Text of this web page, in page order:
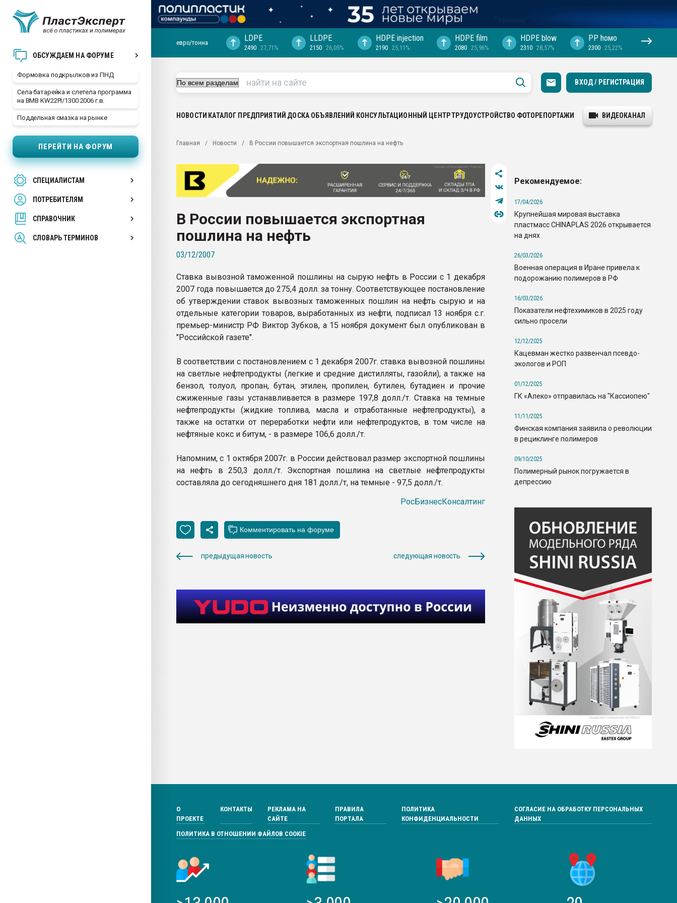
ОБСУЖДАЕМ НА ФОРУМЕ
Формовка подкрылков из ПНД
Села батарейка и слетела программа
на BMB KW22PI/1300 2006 г.в.
Поддельная смазка на рынке
ПЕРЕЙТИ НА ФОРУМ
СПЕЦИАЛИСТАМ
ПОТРЕБИТЕЛЯМ
СПРАВОЧНИК
СЛОВАРЬ ТЕРМИНОВ
29.07.2026 ФРП помог "Ижевскому
Вакуум-формовочные машины:
28.07.2026 Автоматизация выходит на
первый план в переработке
пластмасс
ситуацией на строительном рынке
Всё, что касается выдува ПЭТ
бутылок
ПЕРЕЙТИ НА ФОРУМ
евро/тонна LDPE
2490 27,71%
LLDPE
2150 26,05%
HDPE injection
2190 25,11%
HDPE film
2080 25,96%
HDPE blow
2310 28,57%
PP hомо
2300 25,22%
ВХОД / РЕГИСТРАЦИЯ
НОВОСТИ КАТАЛОГ ПРЕДПРИЯТИЙ ДОСКА ОБЪЯВЛЕНИЙ КОНСУЛЬТАЦИОННЫЙ ЦЕНТРТРУДОУСТРОЙСТВО ФОТОРЕПОРТАЖИ ВИДЕОКАНАЛ
Главная Новости В России повышается экспортная пошлина на нефть
В России повышается экспортная
пошлина на нефть
03/12/2007
Ставка вывозной таможенной пошлины на сырую нефть в России с 1 декабря
2007 года повышается до 275,4 долл. за тонну. Соответствующее постановление
об утверждении ставок вывозных таможенных пошлин на нефть сырую и на
отдельные категории товаров, выработанных из нефти, подписал 13 ноября с.г.
премьер-министр РФ Виктор Зубков, а 15 ноября документ был опубликован в
"Российской газете".
В соответствии с постановлением с 1 декабря 2007г. ставка вывозной пошлины
на светлые нефтепродукты (легкие и средние дистилляты, газойли), а также на
бензол, толуол, пропан, бутан, этилен, пропилен, бутилен, бутадиен и прочие
сжиженные газы устанавливается в размере 197,8 долл./т. Ставка на темные
нефтепродукты (жидкие топлива, масла и отработанные нефтепродукты), а
также на остатки от переработки нефти или нефтепродуктов, в том числе на
нефтяные кокс и битум, - в размере 106,6 долл./т.
Напомним, с 1 октября 2007г. в России действовал размер экспортной пошлины
на нефть в 250,3 долл./т. Экспортная пошлина на светлые нефтепродукты
составляла до сегодняшнего дня 181 долл./т, на темные - 97,5 долл./т.
РосБизнесКонсалтинг
предыдущая новость следующая новость
Рекомендуемое:
17/04/2026
Крупнейшая мировая выставка
пластмасс CHINAPLAS 2026 открывается
на днях
26/03/2026
Военная операция в Иране привела к
подорожанию полимеров в РФ
16/03/2026
Показатели нефтехимиков в 2025 году
сильно просели
12/12/2025
Кацевман жестко развенчал псевдо-
экологов и РОП
01/12/2025
ГК «Алеко» отправилась на "Кассиопею"
11/11/2025
Финская компания заявила о революции
в рециклинге полимеров
09/10/2025
Полимерный рынок погружается в
депрессию
О
ПРОЕКТЕ
КОНТАКТЫ
РЕКЛАМА НА
САЙТЕ
ПРАВИЛА
ПОРТАЛА
ПОЛИТИКА
КОНФИДЕНЦИАЛЬНОСТИ
СОГЛАСИЕ НА ОБРАБОТКУ ПЕРСОНАЛЬНЫХ
ДАННЫХ
ПОЛИТИКА В ОТНОШЕНИИ ФАЙЛОВ COOKIE